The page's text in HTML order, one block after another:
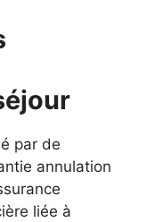
par de
annulation
liée à